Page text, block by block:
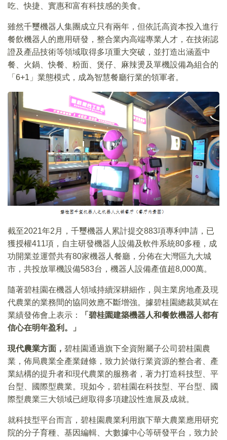
吃、快捷、實惠和富有科技感的美食。
雖然千璽機器人集團成立只有兩年，但依託高資本投入進行
餐飲機器人的應用研發，整合業内高端專業人才，在技術認
證及產品技術等領域取得多項重大突破，並打造出涵蓋中
餐、火鍋、快餐、粉面、煲仔、麻辣燙及單機設備為組合的
「6+1」業態模式，成為智慧餐廳行業的領軍者。
截至2021年2月，千璽機器人累計提交883項專利申請，已
獲授權411項，自主研發機器人設備及軟件系統80多種，成
功開業並運營共有80家機器人餐廳，分佈在大灣區九大城
市，共投放單機設備583台，機器人設備產值超8,000萬。
隨著碧桂園在機器人領域持續深耕細作，與主業房地產及現
代農業的業務間的協同效應不斷增強。據碧桂園總裁莫斌在
業績發佈會上表示：
「碧桂園建築機器人和餐飲機器人都有
信心在明年盈利。」
現代農業方面， 碧桂園通過旗下全資附屬子公司碧桂園農
業，佈局農業全產業鏈條，致力於做行業資源的整合者、產
業結構的提升者和現代農業的服務者，著力打造科技型、平
台型、國際型農業。現如今，碧桂園在科技型、平台型、國
際型農業三大領域已經取得多項建設性進展及成就。
就科技型平台而言，碧桂園農業利用旗下華大農業應用研究
院的分子育種、基因編輯、大數據中心等研發平台，致力於